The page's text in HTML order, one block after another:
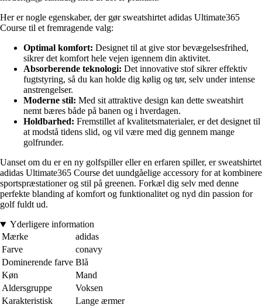
Her er nogle egenskaber, der gør sweatshirtet adidas Ultimate365
Course til et fremragende valg:
Optimal komfort: Designet til at give stor bevægelsesfrihed,
sikrer det komfort hele vejen igennem din aktivitet.
Absorberende teknologi: Det innovative stof sikrer effektiv
fugtstyring, så du kan holde dig kølig og tør, selv under intense
anstrengelser.
Moderne stil: Med sit attraktive design kan dette sweatshirt
nemt bæres både på banen og i hverdagen.
Holdbarhed: Fremstillet af kvalitetsmaterialer, er det designet til
at modstå tidens slid, og vil være med dig gennem mange
golfrunder.
Uanset om du er en ny golfspiller eller en erfaren spiller, er sweatshirtet
adidas Ultimate365 Course det uundgåelige accessory for at kombinere
sportspræstationer og stil på greenen. Forkæl dig selv med denne
perfekte blanding af komfort og funktionalitet og nyd din passion for
golf fuldt ud.
Yderligere information
Mærke
adidas
Farve
conavy
Dominerende farve Blå
Køn
Mand
Aldersgruppe
Voksen
Karakteristisk
Lange ærmer